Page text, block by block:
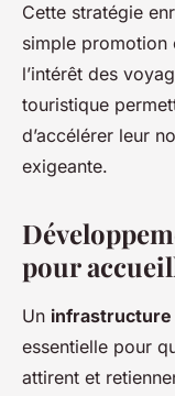
Cette stratégie
simple promotion
l’intérêt des
touristique
d’accélérer leur
exigeante.
pour
Un
essentielle pour
attirent et